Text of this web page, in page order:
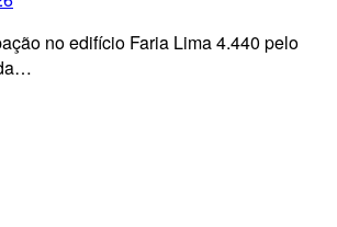
no edifício Faria Lima 4.440 pelo